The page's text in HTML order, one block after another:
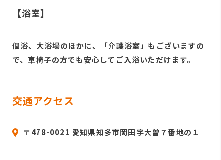
【浴室】
個浴、大浴場のほかに、「介護浴室」もございますの
で、車椅子の方でも安心してご入浴いただけます。
交通アクセス
〒478-0021 愛知県知多市岡田字大曽７番地の１